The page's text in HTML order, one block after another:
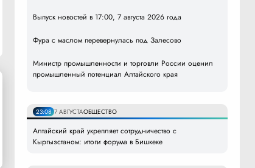
Выпуск новостей в 17:00, 7 августа 2026 года
Фура с маслом перевернулась под Залесово
Министр промышленности и торговли России оценил
промышленный потенциал Алтайского края
23:08 7 АВГУСТАОБЩЕСТВО
Алтайский край укрепляет сотрудничество с
Кыргызстаном: итоги форума в Бишкеке